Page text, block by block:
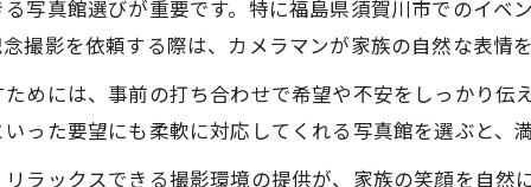
家族の雰囲気を活かす写真館の撮影テクニック
写真館の出張撮影で叶える自然な家族写真
写真館選びが重要です。特に福島県須賀川市でのイベ
撮影を依頼する際は、カメラマンが家族の自然な表情
めには、事前の打ち合わせで希望や不安をしっかり伝
った要望にも柔軟に対応してくれる写真館を選ぶと、
ラックスできる撮影環境の提供が、家族の笑顔を自然